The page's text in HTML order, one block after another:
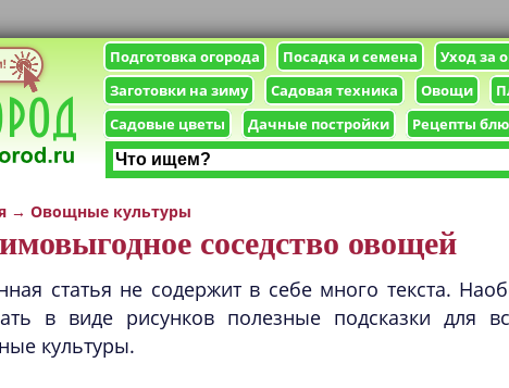
Подготовка огорода Посадка и семена Уход за
Заготовки на зиму
Садовая техника Овощи
Садовые цветы
Дачные постройки Рецепты
→ Овощные культуры
соседство овощей
статья не содержит в себе много текста.
в виде рисунков полезные подсказки для
культуры.